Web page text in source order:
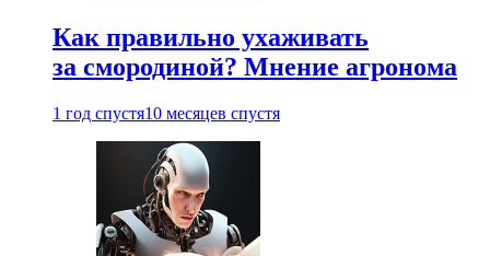
Как правильно ухаживать
за смородиной? Мнение агронома
1 год спустя10 месяцев спустя